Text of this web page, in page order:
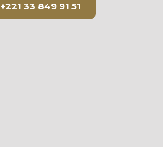
+221 33 849 91 51